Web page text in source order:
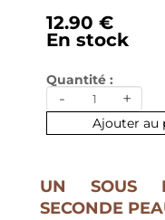
12.90 €
En stock
Quantité :
- +
Ajouter au
UN SOUS
SECONDE